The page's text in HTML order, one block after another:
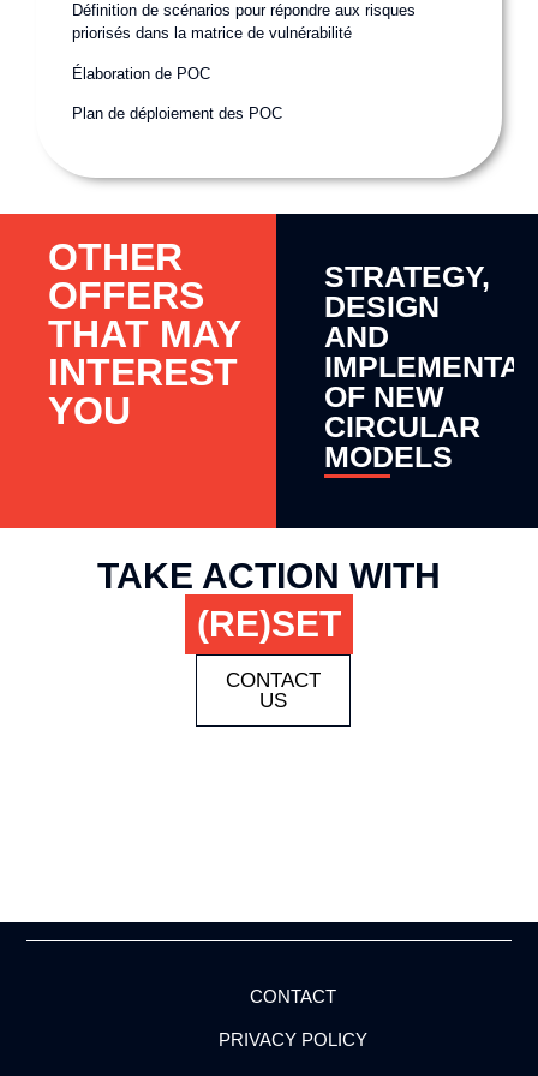
Définition de scénarios pour répondre aux risques
priorisés dans la matrice de vulnérabilité
Élaboration de POC
Plan de déploiement des POC
OTHER
OFFERS
THAT MAY
INTEREST
YOU
STRATEGY,
DESIGN
AND
OF NEW
CIRCULAR
MODELS
TAKE ACTION WITH
(RE)SET
CONTACT
US
CONTACT
PRIVACY POLICY